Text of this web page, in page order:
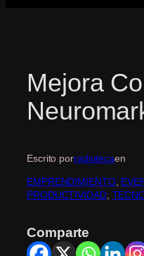
Mejora
Escrito porradiotecaen
EMPRENDIMIENTO,
PRODUCTIVIDAD,
Comparte